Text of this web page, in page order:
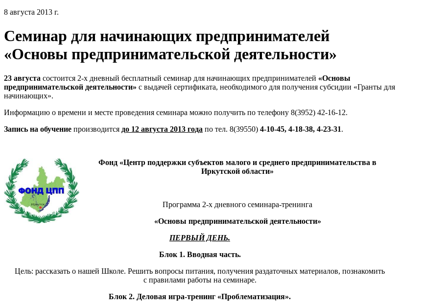
8 августа 2013 г.
Семинар для начинающих предпринимателей
«Основы предпринимательской деятельности»
23 августа состоится 2-х дневный бесплатный семинар для начинающих предпринимателей «Основы
предпринимательской деятельности» с выдачей сертификата, необходимого для получения субсидии «Гранты для
начинающих».
Информацию о времени и месте проведения семинара можно получить по телефону 8(3952) 42-16-12.
Запись на обучение производится до 12 августа 2013 года по тел. 8(39550) 4-10-45, 4-18-38, 4-23-31.
Фонд «Центр поддержки субъектов малого и среднего предпринимательства в
Иркутской области»
Программа 2-х дневного семинара-тренинга
«Основы предпринимательской деятельности»
ПЕРВЫЙ ДЕНЬ.
Блок 1. Вводная часть.
Цель: рассказать о нашей Школе. Решить вопросы питания, получения раздаточных материалов, познакомить
с правилами работы на семинаре.
Блок 2. Деловая игра-тренинг «Проблематизация».